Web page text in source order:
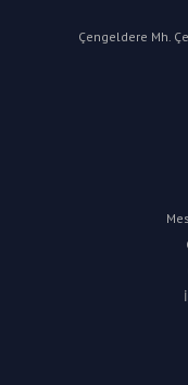
Çengeldere Mh.